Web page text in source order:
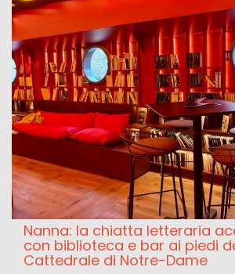
Nanna: la chiatta letteraria
con biblioteca e bar ai piedi
Cattedrale di Notre-Dame